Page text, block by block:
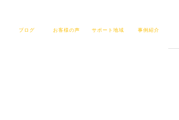
ブログ お客様の声 サポート地域 事例紹介